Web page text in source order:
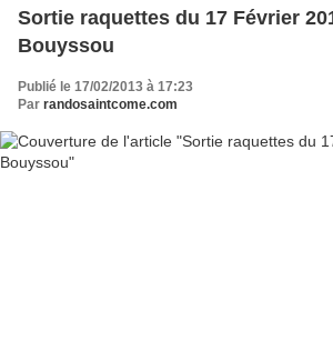
Sortie raquettes du 17 Février
Bouyssou
Publié le 17/02/2013 à 17:23
Par randosaintcome.com